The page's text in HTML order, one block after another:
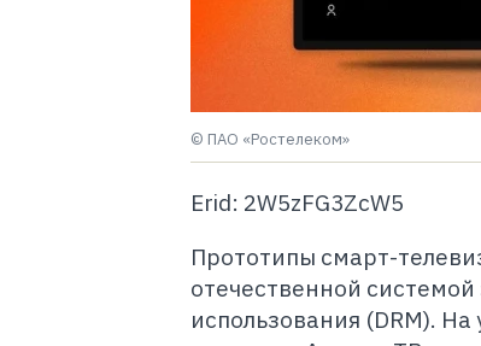
© ПАО «Ростелеком»
Erid: 2W5zFG3ZcW5
Прототипы смарт-
отечественной
использования (DRM).